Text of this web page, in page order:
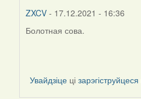
ZXCV - 17.12.2021 - 16:36
In
Peregrinus
Болотная сова.
Увайдзіце цізарэгіструйцеся